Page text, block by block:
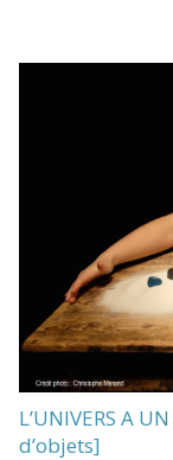
L’UNIVERS A
d’objets]